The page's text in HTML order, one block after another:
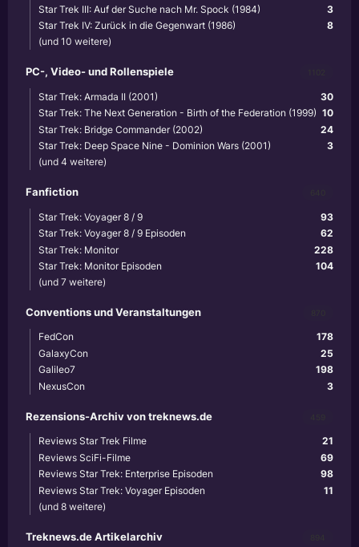
3
Star Trek III: Auf der Suche nach Mr. Spock (1984)
8
Star Trek IV: Zurück in die Gegenwart (1986)
(und 10 weitere)
PC-, Video- und Rollenspiele
30
Star Trek: Armada II (2001)
10
Star Trek: The Next Generation - Birth of the Federation (1999)
24
Star Trek: Bridge Commander (2002)
3
Star Trek: Deep Space Nine - Dominion Wars (2001)
(und 4 weitere)
Fanfiction
93
Star Trek: Voyager 8 / 9
62
Star Trek: Voyager 8 / 9 Episoden
228
Star Trek: Monitor
104
Star Trek: Monitor Episoden
(und 7 weitere)
Conventions und Veranstaltungen
178
FedCon
25
GalaxyCon
198
Galileo7
3
NexusCon
Rezensions-Archiv von treknews.de
21
Reviews Star Trek Filme
69
Reviews SciFi-Filme
98
Reviews Star Trek: Enterprise Episoden
11
Reviews Star Trek: Voyager Episoden
(und 8 weitere)
Treknews.de Artikelarchiv